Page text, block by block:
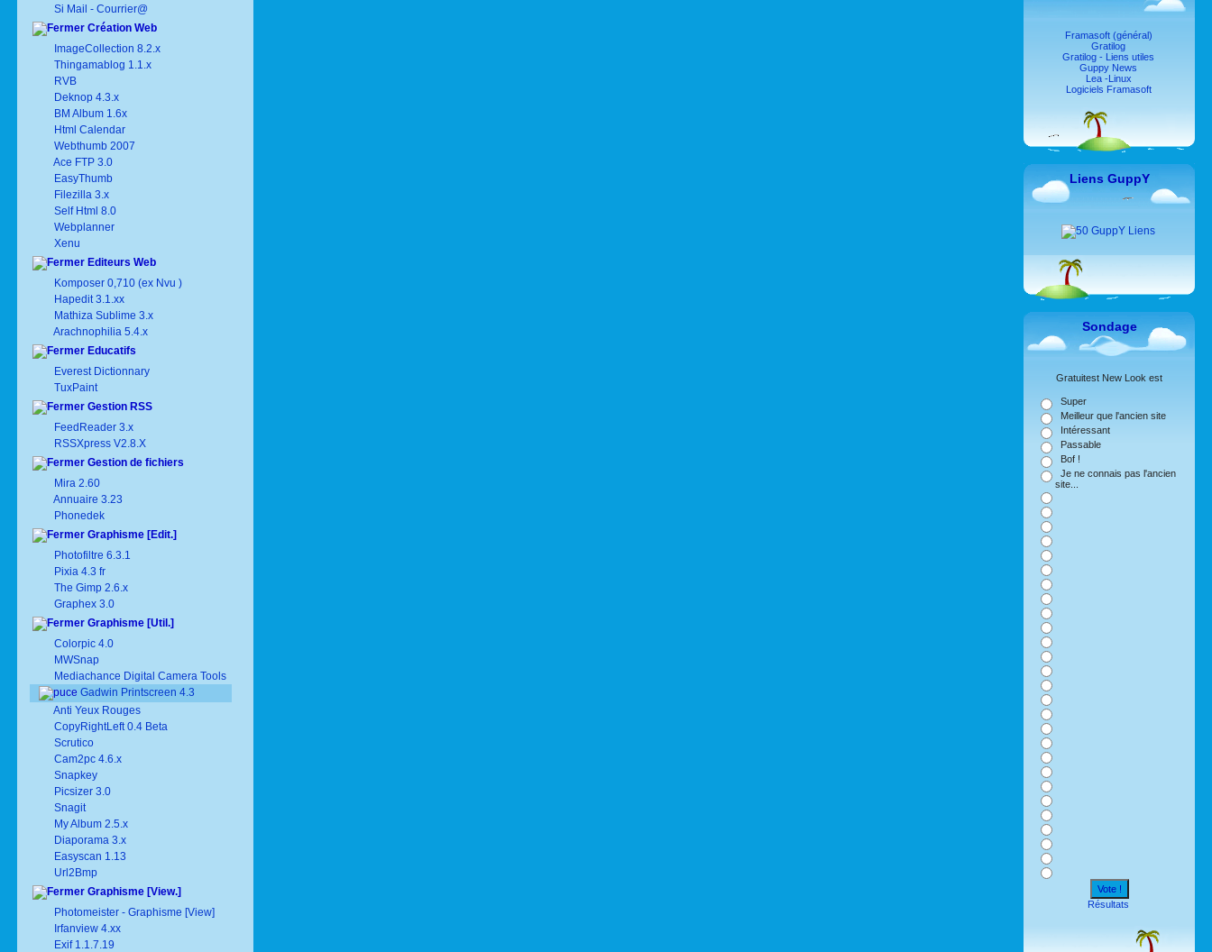
Si Mail - Courrier@
Création Web
ImageCollection 8.2.x
Thingamablog 1.1.x
RVB
Deknop 4.3.x
BM Album 1.6x
Html Calendar
Webthumb 2007
Ace FTP 3.0
EasyThumb
Filezilla 3.x
Self Html 8.0
Webplanner
Xenu
Editeurs Web
Komposer 0,710 (ex Nvu )
Hapedit 3.1.xx
Mathiza Sublime 3.x
Arachnophilia 5.4.x
Educatifs
Everest Dictionnary
TuxPaint
Gestion RSS
FeedReader 3.x
RSSXpress V2.8.X
Gestion de fichiers
Mira 2.60
Annuaire 3.23
Phonedek
Graphisme [Edit.]
Photofiltre 6.3.1
Pixia 4.3 fr
The Gimp 2.6.x
Graphex 3.0
Graphisme [Util.]
Colorpic 4.0
MWSnap
Mediachance Digital Camera Tools
Gadwin Printscreen 4.3
Anti Yeux Rouges
CopyRightLeft 0.4 Beta
Scrutico
Cam2pc 4.6.x
Snapkey
Picsizer 3.0
Snagit
My Album 2.5.x
Diaporama 3.x
Easyscan 1.13
Url2Bmp
Graphisme [View.]
Photomeister - Graphisme [View]
Irfanview 4.xx
Exif 1.1.7.19
Framasoft (général)
Gratilog
Gratilog - Liens utiles
Guppy News
Lea -Linux
Logiciels Framasoft
Liens GuppY
Sondage
Gratuitest New Look est
Super
Meilleur que l'ancien site
Intéressant
Passable
Bof !
Je ne connais pas l'ancien
site...
Vote !
Résultats